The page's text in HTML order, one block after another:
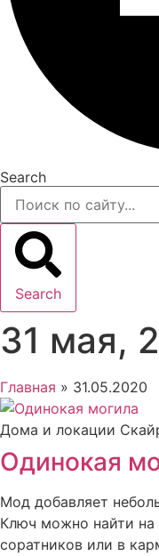
Search
Search
31 мая,
Главная » 31.05.2020
Дома и локации
Одинокая
Мод добавляет
Ключ можно найти
соратников или в